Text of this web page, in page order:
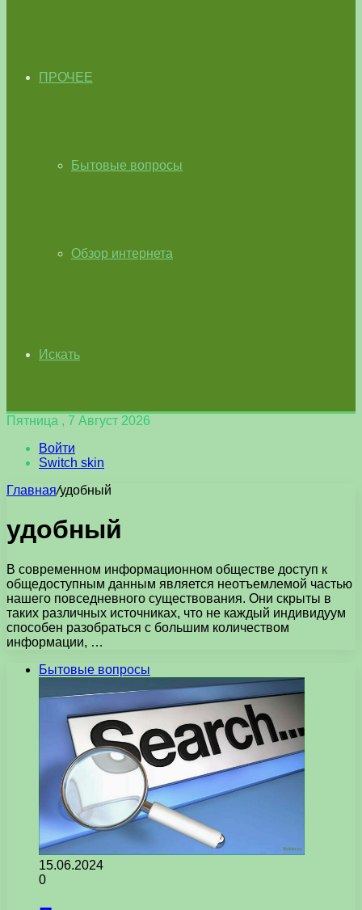
ПРОЧЕЕ
Бытовые вопросы
Обзор интернета
Искать
Пятница , 7 Август 2026
Войти
Switch skin
Главная/удобный
удобный
В современном информационном обществе доступ к
общедоступным данным является неотъемлемой частью
нашего повседневного существования. Они скрыты в
таких различных источниках, что не каждый индивидуум
способен разобраться с большим количеством
информации, …
Бытовые вопросы
15.06.2024
0